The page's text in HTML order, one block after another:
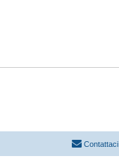
Contattaci